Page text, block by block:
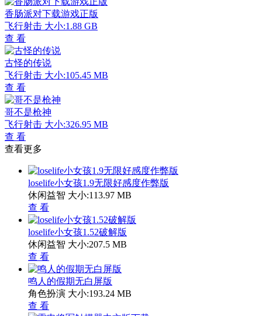
香肠派对下载游戏正版
飞行射击 大小:1.88 GB
查 看
古怪的传说
飞行射击 大小:105.45 MB
查 看
哥不是枪神
飞行射击 大小:326.95 MB
查 看
查看更多
loselife小女孩1.9无限好感度作弊版
休闲益智 大小:113.97 MB
查 看
loselife小女孩1.52破解版
休闲益智 大小:207.5 MB
查 看
鸣人的假期无白屏版
角色扮演 大小:193.24 MB
查 看